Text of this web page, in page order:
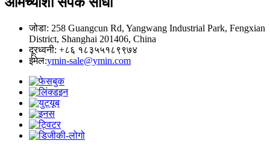
जोडा: 258 Guangcun Rd, Yangwang Industrial Park, Fengxian
District, Shanghai 201406, China
दूरध्वनी: +८६ १८३५५१८९९७४
ईमेल:ymin-sale@ymin.com